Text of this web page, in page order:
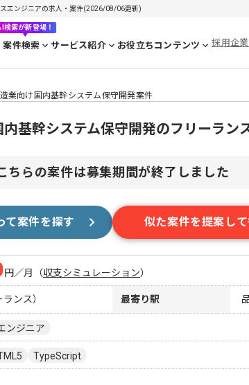
エンジニアの求人・案件(2026/08/06更新)
検索が新登場！
案件検索 サービス紹介 お役立ちコンテンツ 採用企
業向け国内基幹システム保守開発案件
内基幹システム保守開発のフリーラン
ちらの案件は募集期間が終了しました
て案件を探す 似た案件を提案して
円／月 （収支シミュレーション）
ンス） 最寄り駅
ンジニア
TypeScript